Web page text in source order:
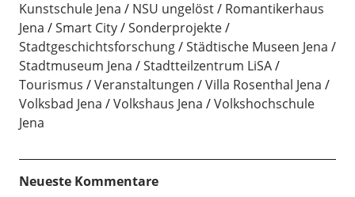
Kunstschule Jena
NSU ungelöst
Romantikerhaus
Jena
Smart City
Sonderprojekte
Stadtgeschichtsforschung
Städtische Museen Jena
Stadtmuseum Jena
Stadtteilzentrum LiSA
Tourismus
Veranstaltungen
Villa Rosenthal Jena
Volksbad Jena
Volkshaus Jena
Volkshochschule
Jena
Neueste Kommentare